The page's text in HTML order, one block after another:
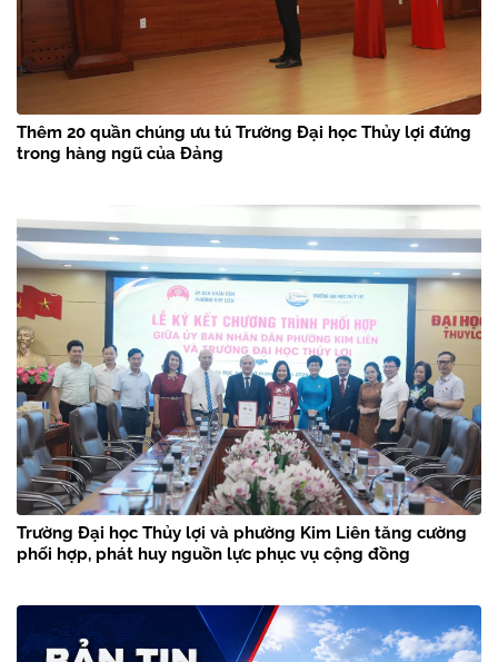
Thêm 20 quần chúng ưu tú Trường Đại học Thủy lợi đứng
trong hàng ngũ của Đảng
Trường Đại học Thủy lợi và phường Kim Liên tăng cường
phối hợp, phát huy nguồn lực phục vụ cộng đồng